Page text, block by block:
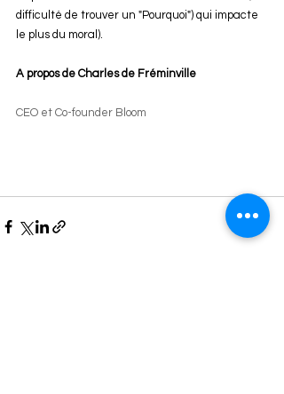
difficulté de trouver un "Pourquoi") qui impacte
le plus du moral).
A propos de Charles de Fréminville
CEO et Co-founder Bloom